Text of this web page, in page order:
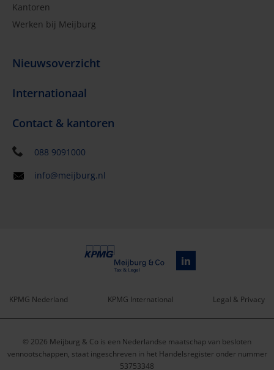
Kantoren
Werken bij Meijburg
Nieuwsoverzicht
Internationaal
Contact & kantoren
088 9091000
info@meijburg.nl
Service
menu
KPMG Nederland KPMG International Legal & Privacy
© 2026 Meijburg & Co is een Nederlandse maatschap van besloten
vennootschappen, staat ingeschreven in het Handelsregister onder nummer
53753348